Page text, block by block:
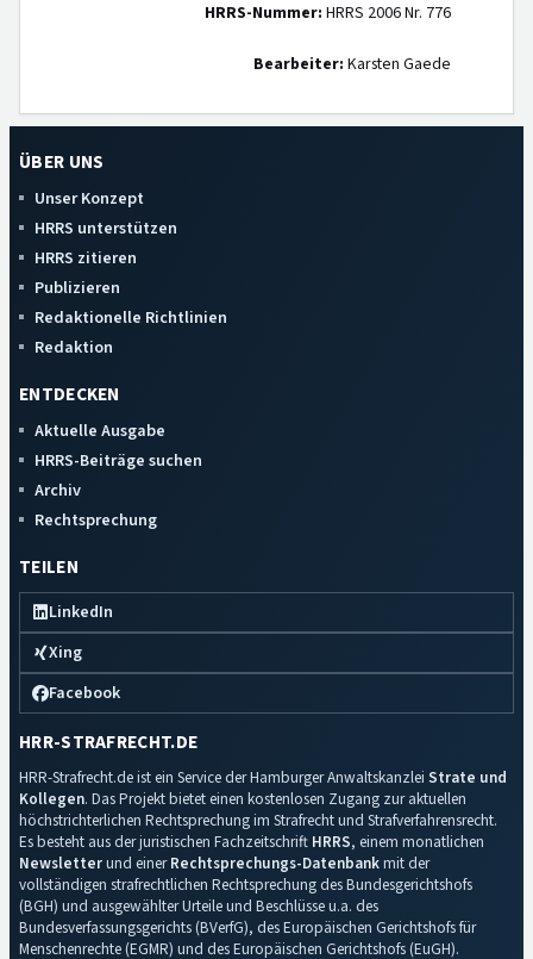
HRRS-Nummer: HRRS 2006 Nr. 776
Bearbeiter: Karsten Gaede
ÜBER UNS
Unser Konzept
HRRS unterstützen
HRRS zitieren
Publizieren
Redaktionelle Richtlinien
Redaktion
ENTDECKEN
Aktuelle Ausgabe
HRRS-Beiträge suchen
Archiv
Rechtsprechung
TEILEN
LinkedIn
Xing
Facebook
HRR-STRAFRECHT.DE
HRR-Strafrecht.de ist ein Service der Hamburger Anwaltskanzlei Strate und
Kollegen. Das Projekt bietet einen kostenlosen Zugang zur aktuellen
höchstrichterlichen Rechtsprechung im Strafrecht und Strafverfahrensrecht.
Es besteht aus der juristischen Fachzeitschrift HRRS, einem monatlichen
Newsletterund einerRechtsprechungs-Datenbankmit der
vollständigen strafrechtlichen Rechtsprechung des Bundesgerichtshofs
(BGH) und ausgewählter Urteile und Beschlüsse u.a. des
Bundesverfassungsgerichts (BVerfG), des Europäischen Gerichtshofs für
Menschenrechte (EGMR) und des Europäischen Gerichtshofs (EuGH).